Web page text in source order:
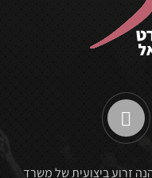
זרוע ביצועית של משרד